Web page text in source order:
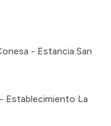
- Estancia San
Establecimiento La